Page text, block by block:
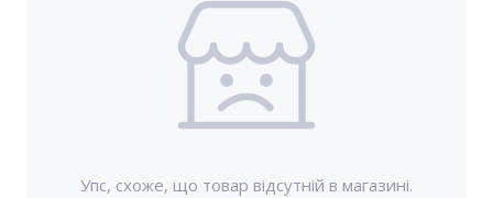
Упс, схоже, що товар відсутній в магазині.